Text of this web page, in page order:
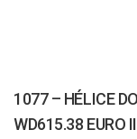
1077 – HÉLICE
WD615.38 EURO